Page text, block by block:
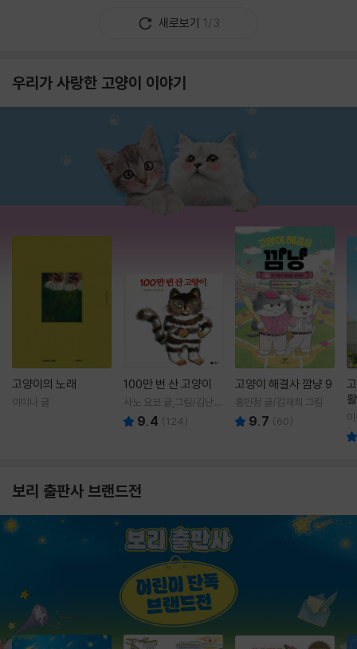
새로보기 1/3
우리가 사랑한 고양이 이야기
고양이의 노래
이미나 글
100만 번 산 고양이
사노 요코 글,그림/김난주
역 9.4 (124)
고양이 해결사 깜냥 9
홍민정 글/김재희 그림
9.7 (60)
보리 출판사 브랜드전